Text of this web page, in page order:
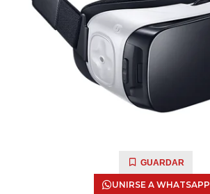
GUARDAR
UNIRSE A WHATSAPP